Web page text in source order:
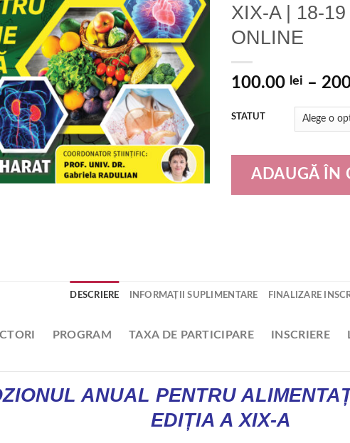
XIX-A | 18-
ONLINE
100.00 lei –
STATUT
ADAUGĂ ÎN
DESCRIERE INFORMAȚII SUPLIMENTARE FINALIZARE
PROGRAM TAXA DE PARTICIPARE INSCRIERE
ANUAL PENTRU
EDIȚIA A XIX-A